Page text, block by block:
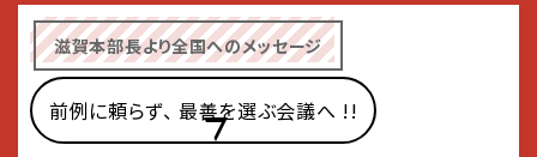
滋賀本部長より全国へのメッセージ
前例に頼らず、 最善を選ぶ会議へ !!